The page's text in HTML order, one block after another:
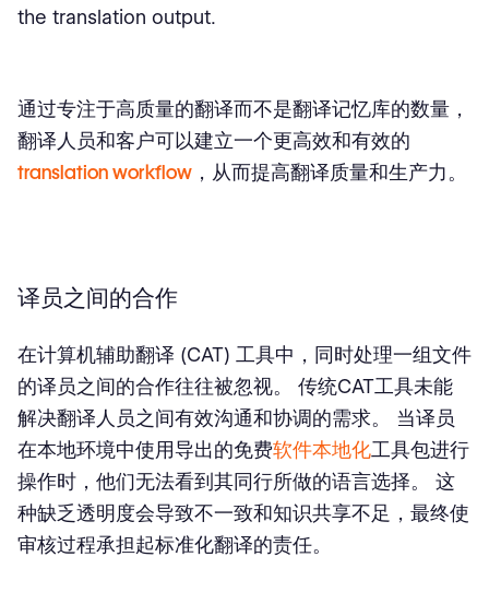
the translation output.
通过专注于高质量的翻译而不是翻译记忆库的数量，
翻译人员和客户可以建立一个更高效和有效的
translation workflow ，从而提高翻译质量和生产力。
译员之间的合作
在计算机辅助翻译 (CAT) 工具中，同时处理一组文件
的译员之间的合作往往被忽视。 传统CAT工具未能
解决翻译人员之间有效沟通和协调的需求。 当译员
在本地环境中使用导出的免费软件本地化工具包进行
操作时，他们无法看到其同行所做的语言选择。 这
种缺乏透明度会导致不一致和知识共享不足，最终使
审核过程承担起标准化翻译的责任。